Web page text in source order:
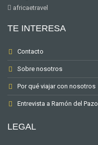
africaetravel
TE INTERESA
Contacto
Sobre nosotros
Por qué viajar con nosotros
Entrevista a Ramón del Pazo
LEGAL